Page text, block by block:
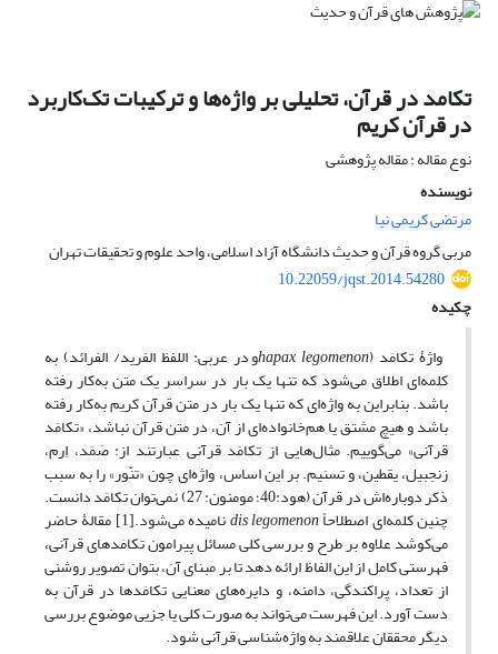
تکامد در قرآن، تحلیلی بر واژه‌ها و ترکیبات تک‌کاربرد
در قرآن کریم
نوع مقاله : مقاله پژوهشی
نویسنده
مرتضی کریمی نیا
مربی گروه قرآن و حدیث دانشگاه آزاد اسلامی، واحد علوم و تحقیقات تهران
10.22059/jqst.2014.54280
چکیده
واژۀ تکامَد (hapax legomenonو در عربی: اللفظ الفرید/ الفرائد) به
کلمه‌ای اطلاق می‌شود که تنها یک بار در سراسر یک متن به‌کار رفته
باشد. بنابراین به واژه‌ای که تنها یک بار در متن قرآن کریم به‌کار رفته
باشد و هیچ مشتق یا هم‌خانواده‌ای از آن، در متن قرآن نباشد، «تکامَد
قرآنی» می‌گوییم. مثال‌هایی از تکامَد قرآنی عبارتند از: صَمَد، اِرم،
زنجبیل، یقطین، و تسنیم. بر این اساس، واژه‌ای چون «تنّور» را به سبب
ذکر دوباره‌اش در قرآن (هود:40؛ مومنون: 27) نمی‌توان تکامَد دانست.
چنین کلمه‌ای اصطلاحاًdis legomenon نامیده می‌شود.[1] مقالۀ حاضر
می‌کوشد علاوه بر طرح و بررسی کلی مسائل پیرامون تکامَدهای قرآنی،
فهرستی کامل از این الفاظ ارائه دهد تا بر مبنای آن، بتوان تصویر روشنی
از تعداد، پراکندگی، دامنه، و دایره‌های معنایی تکامَدها در قرآن به
دست آورد. این فهرست می‌تواند به صورت کلی یا جزیی موضوع بررسی
دیگر محققان علاقمند به واژه‌شناسی قرآنی شود.